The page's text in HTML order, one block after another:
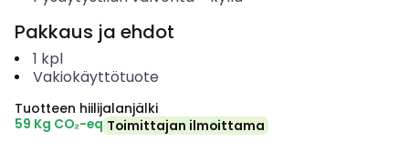
Pakkaus ja ehdot
1 kpl
Vakiokäyttötuote
Tuotteen hiilijalanjälki
59 Kg CO₂-eq Toimittajan ilmoittama